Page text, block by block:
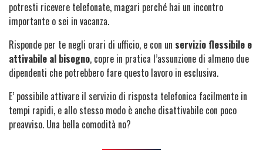
potresti ricevere telefonate, magari perché hai un incontro
importante o sei in vacanza.
Risponde per te negli orari di ufficio, e con un servizio flessibile e
attivabile al bisogno, copre in pratica l’assunzione di almeno due
dipendenti che potrebbero fare questo lavoro in esclusiva.
E’ possibile attivare il servizio di risposta telefonica facilmente in
tempi rapidi, e allo stesso modo è anche disattivabile con poco
preavviso. Una bella comodità no?